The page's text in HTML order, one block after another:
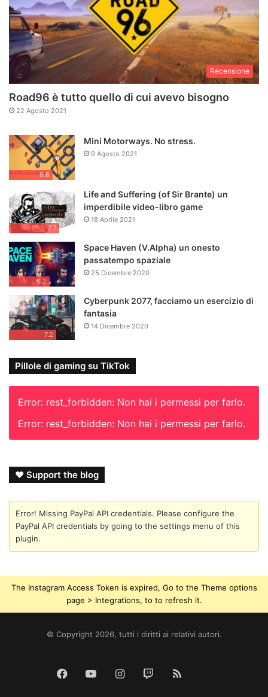
Recensione
Road96 è tutto quello di cui avevo bisogno
22 Agosto 2021
6.6
Mini Motorways. No stress.
9 Agosto 2021
7.7
Life and Suffering (of Sir Brante) un
imperdibile video-libro game
18 Aprile 2021
6.2
Space Haven (V.Alpha) un onesto
passatempo spaziale
25 Dicembre 2020
7.2
Cyberpunk 2077, facciamo un esercizio di
fantasia
14 Dicembre 2020
Pillole di gaming su TikTok
Error: rest_forbidden: Non hai i permessi per farlo.
Error: rest_forbidden: Non hai i permessi per farlo.
❤ Support the blog
Error! Missing PayPal API credentials. Please configure the
PayPal API credentials by going to the settings menu of this
plugin.
The Instagram Access Token is expired, Go to the Theme options
page > Integrations, to to refresh it.
© Copyright 2026, tutti i diritti ai relativi autori.
FacebookYouTubeInstagram
Twitch